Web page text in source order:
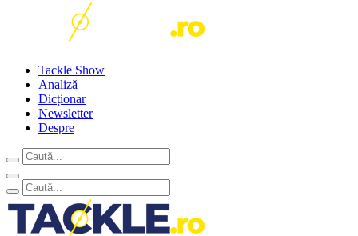
Tackle Show
Analiză
Dicționar
Newsletter
Despre